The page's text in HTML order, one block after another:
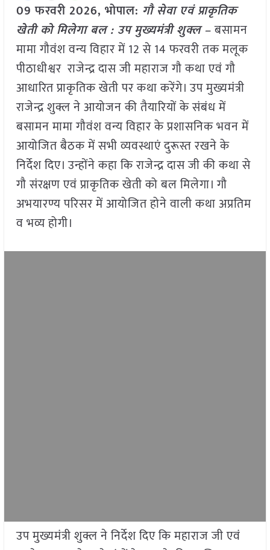
09 फरवरी 2026, भोपाल: गौ सेवा एवं प्राकृतिक
खेती को मिलेगा बल : उप मुख्यमंत्री शुक्ल –बसामन
मामा गौवंश वन्य विहार में 12 से 14 फरवरी तक मलूक
पीठाधीश्वर राजेन्द्र दास जी महाराज गौ कथा एवं गौ
आधारित प्राकृतिक खेती पर कथा करेंगे। उप मुख्यमंत्री
राजेन्द्र शुक्ल ने आयोजन की तैयारियों के संबंध में
बसामन मामा गौवंश वन्य विहार के प्रशासनिक भवन में
आयोजित बैठक में सभी व्यवस्थाएं दुरूस्त रखने के
निर्देश दिए। उन्होंने कहा कि राजेन्द्र दास जी की कथा से
गौ संरक्षण एवं प्राकृतिक खेती को बल मिलेगा। गौ
अभयारण्य परिसर में आयोजित होने वाली कथा अप्रतिम
व भव्य होगी।
उप मुख्यमंत्री शुक्ल ने निर्देश दिए कि महाराज जी एवं